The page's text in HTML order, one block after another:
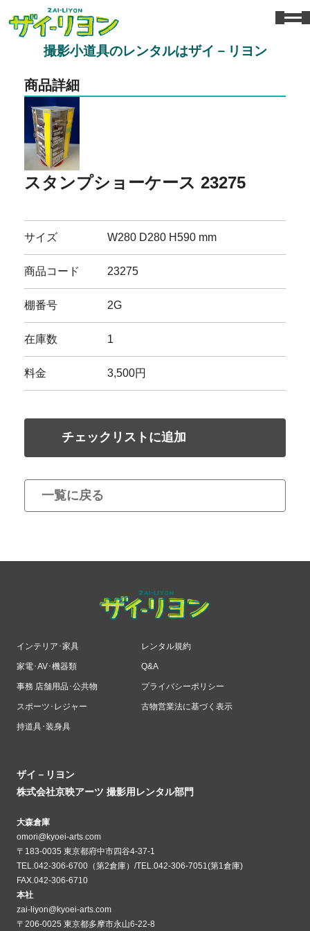
撮影小道具のレンタルはザイ－リヨン
商品詳細
スタンプショーケース 23275
サイズ W280 D280 H590 mm
商品コード 23275
棚番号 2G
在庫数 1
料金 3,500円
チェックリストに追加
一覧に戻る
インテリア･家具
家電･AV･機器類
事務 店舗用品･公共物
スポーツ･レジャー
持道具･装身具
レンタル規約
Q&A
プライバシーポリシー
古物営業法に基づく表示
ザイ－リヨン
株式会社京映アーツ 撮影用レンタル部門
大森倉庫
omori@kyoei-arts.com
〒183-0035 東京都府中市四谷4-37-1
TEL.042-306-6700（第2倉庫）/TEL.042-306-7051(第1倉庫)
FAX.042-306-6710
本社
zai-liyon@kyoei-arts.com
〒206-0025 東京都多摩市永山6-22-8